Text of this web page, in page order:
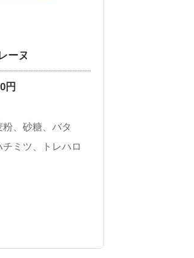
ーヌ
円
、砂糖、バタ
ミツ、トレハロ